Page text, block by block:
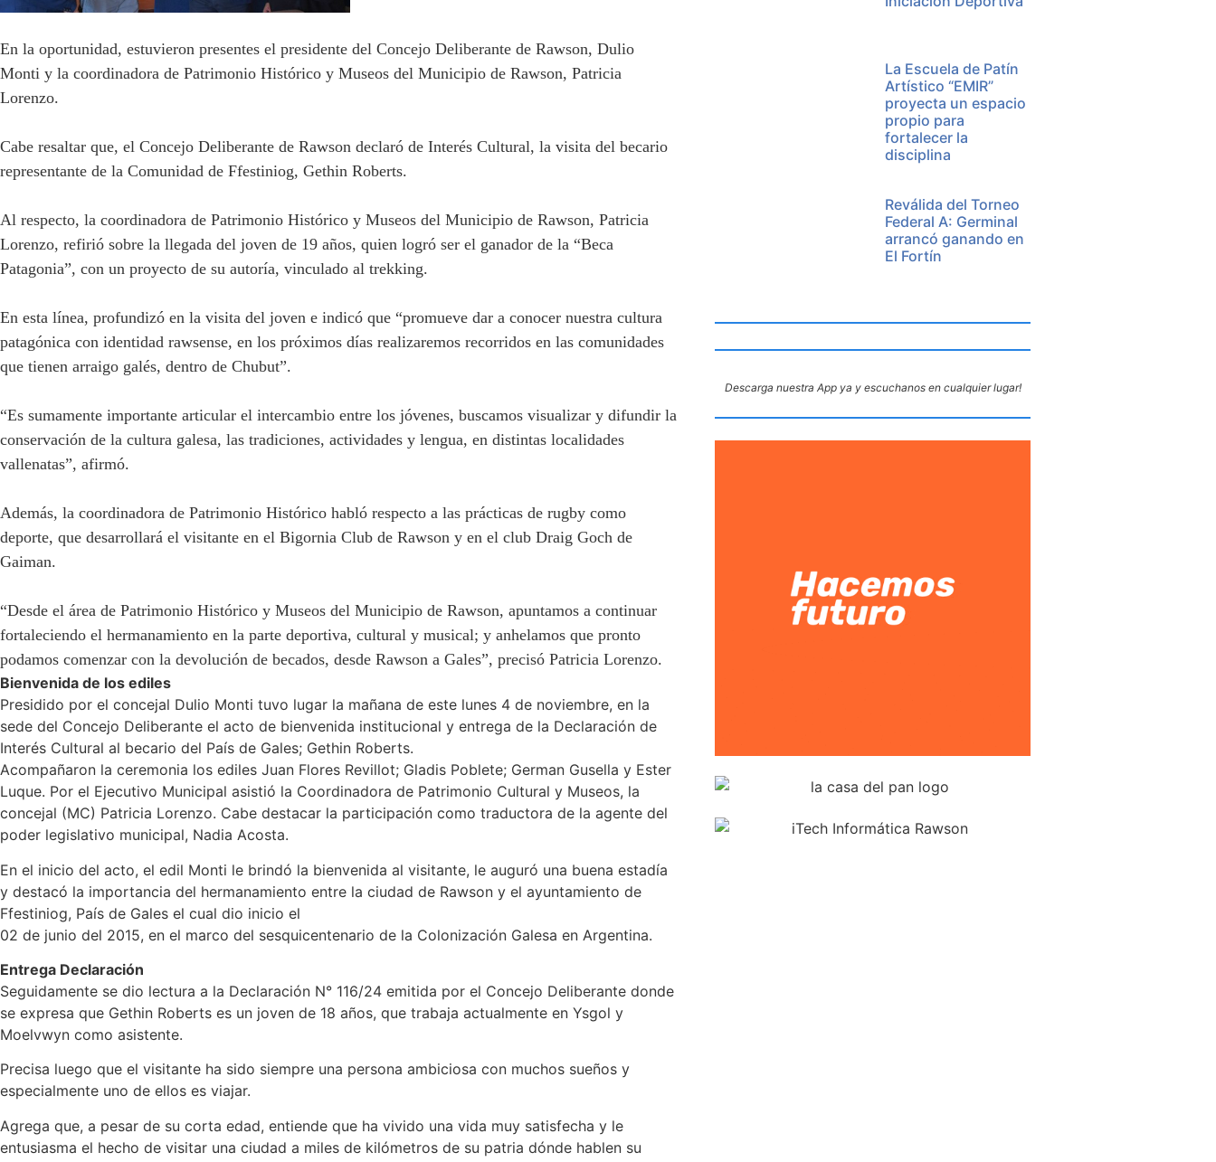
En la oportunidad, estuvieron presentes el presidente del Concejo Deliberante de Rawson, Dulio
Monti y la coordinadora de Patrimonio Histórico y Museos del Municipio de Rawson, Patricia
Lorenzo.
Cabe resaltar que, el Concejo Deliberante de Rawson declaró de Interés Cultural, la visita del becario
representante de la Comunidad de Ffestiniog, Gethin Roberts.
Al respecto, la coordinadora de Patrimonio Histórico y Museos del Municipio de Rawson, Patricia
Lorenzo, refirió sobre la llegada del joven de 19 años, quien logró ser el ganador de la “Beca
Patagonia”, con un proyecto de su autoría, vinculado al trekking.
En esta línea, profundizó en la visita del joven e indicó que “promueve dar a conocer nuestra cultura
patagónica con identidad rawsense, en los próximos días realizaremos recorridos en las comunidades
que tienen arraigo galés, dentro de Chubut”.
“Es sumamente importante articular el intercambio entre los jóvenes, buscamos visualizar y difundir la
conservación de la cultura galesa, las tradiciones, actividades y lengua, en distintas localidades
vallenatas”, afirmó.
Además, la coordinadora de Patrimonio Histórico habló respecto a las prácticas de rugby como
deporte, que desarrollará el visitante en el Bigornia Club de Rawson y en el club Draig Goch de
Gaiman.
“Desde el área de Patrimonio Histórico y Museos del Municipio de Rawson, apuntamos a continuar
fortaleciendo el hermanamiento en la parte deportiva, cultural y musical; y anhelamos que pronto
podamos comenzar con la devolución de becados, desde Rawson a Gales”, precisó Patricia Lorenzo.
Bienvenida de los ediles
Presidido por el concejal Dulio Monti tuvo lugar la mañana de este lunes 4 de noviembre, en la
sede del Concejo Deliberante el acto de bienvenida institucional y entrega de la Declaración de
Interés Cultural al becario del País de Gales; Gethin Roberts.
Acompañaron la ceremonia los ediles Juan Flores Revillot; Gladis Poblete; German Gusella y Ester
Luque. Por el Ejecutivo Municipal asistió la Coordinadora de Patrimonio Cultural y Museos, la
concejal (MC) Patricia Lorenzo. Cabe destacar la participación como traductora de la agente del
poder legislativo municipal, Nadia Acosta.
En el inicio del acto, el edil Monti le brindó la bienvenida al visitante, le auguró una buena estadía
y destacó la importancia del hermanamiento entre la ciudad de Rawson y el ayuntamiento de
Ffestiniog, País de Gales el cual dio inicio el
02 de junio del 2015, en el marco del sesquicentenario de la Colonización Galesa en Argentina.
Entrega Declaración
Seguidamente se dio lectura a la Declaración N° 116/24 emitida por el Concejo Deliberante donde
se expresa que Gethin Roberts es un joven de 18 años, que trabaja actualmente en Ysgol y
Moelvwyn como asistente.
Precisa luego que el visitante ha sido siempre una persona ambiciosa con muchos sueños y
especialmente uno de ellos es viajar.
Agrega que, a pesar de su corta edad, entiende que ha vivido una vida muy satisfecha y le
entusiasma el hecho de visitar una ciudad a miles de kilómetros de su patria dónde hablen su
La Escuela de Patín
Artístico “EMIR”
proyecta un espacio
propio para
fortalecer la
disciplina
Reválida del Torneo
Federal A: Germinal
arrancó ganando en
El Fortín
Descarga nuestra App ya y escuchanos en cualquier lugar!